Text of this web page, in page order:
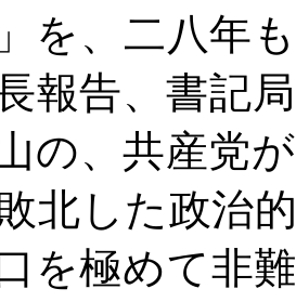
を、二八年
報告、書記
の、共産党
北した政治
を極めて非